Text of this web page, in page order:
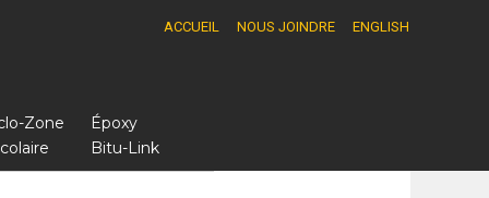
ACCUEIL NOUS JOINDRE ENGLISH
Zone
Époxy
Bitu-Link